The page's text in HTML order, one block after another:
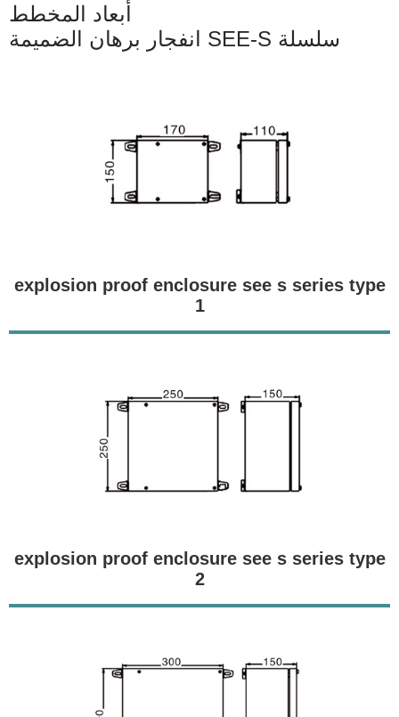
أبعاد المخطط
انفجار برهان الضميمة SEE-S سلسلة
explosion proof enclosure see s series type
1
explosion proof enclosure see s series type
2